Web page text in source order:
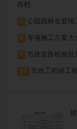
存档
7 公园园林全套竣
8 专项施工方案大
9 市政道路检验批
10 市政工程竣工